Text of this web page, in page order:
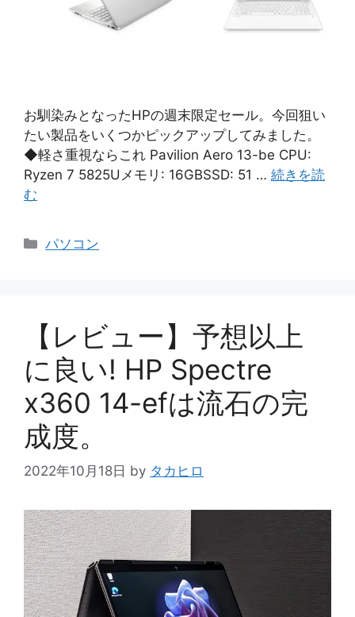
お馴染みとなったHPの週末限定セール。今回狙い
たい製品をいくつかピックアップしてみました。
◆軽さ重視ならこれ Pavilion Aero 13-be CPU:
Ryzen 7 5825Uメモリ: 16GBSSD: 51 … 続きを読
む
カ
ー
パソコン
【レビュー】予想以上
に良い! HP Spectre
x360 14-efは流石の完
成度。
2022年10月18日 by タカヒロ